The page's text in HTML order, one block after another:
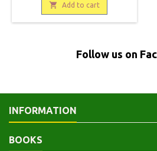
occasion. Bon état. Première
édition. Epuisé.
 Add to cart
Follow us on
INFORMATION
BOOKS